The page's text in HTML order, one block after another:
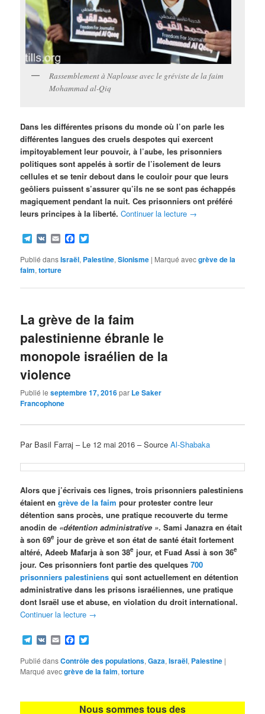
Rassemblement à Naplouse avec le gréviste de la faim
Mohammad al-Qiq
Dans les différentes prisons du monde où l’on parle les
différentes langues des cruels despotes qui exercent
impitoyablement leur pouvoir, à l’aube, les prisonniers
politiques sont appelés à sortir de l’isolement de leurs
cellules et se tenir debout dans le couloir pour que leurs
geôliers puissent s’assurer qu’ils ne se sont pas échappés
magiquement pendant la nuit. Ces prisonniers ont préféré
leurs principes à la liberté. Continuer la lecture →
Telegram
VK EmailFacebook
Publié dansIsraël, Palestine,Sionisme | Marqué avecgrève de la
faim,torture
La grève de la faim
palestinienne ébranle le
monopole israélien de la
violence
Publié leseptembre 17, 2016par Le Saker
Francophone
Par Basil Farraj – Le 12 mai 2016 – SourceAl-Shabaka
Alors que j’écrivais ces lignes, trois prisonniers palestiniens
étaient engrève de la faimpour protester contre leur
détention sans procès, une pratique recouverte du terme
anodin de «détention administrative ». Sami Janazra en était
à son 69e jour de grève et son état de santé était fortement
altéré, Adeeb Mafarja à son 38e jour, et Fuad Assi à son 36e
jour. Ces prisonniers font partie des quelques700
prisonniers palestiniens qui sont actuellement en détention
administrative dans les prisons israéliennes, une pratique
dont Israël use et abuse, en violation du droit international.
Continuer la lecture →
Telegram
VK EmailFacebook
Publié dansContrôle des populations,Gaza,Israël, Palestine |
Marqué avecgrève de la faim,torture
Nous sommes tous des